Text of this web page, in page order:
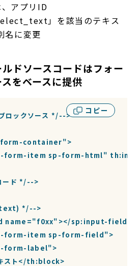
アプリID
」を該当のテキス
名に変更
ドソースコードはフォー
をベースに提供
コピー
ロックソース */-->
container">
form-item sp-form-html"
ード */-->
*/-->
name="f0xx"></sp:input-field>
form-item sp-form-field">
form-label">
スト</th:block>